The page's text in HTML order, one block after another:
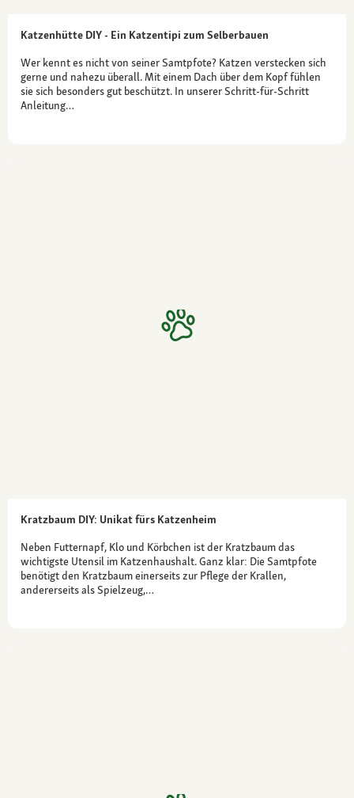
Katzenhütte DIY - Ein Katzentipi zum Selberbauen
Wer kennt es nicht von seiner Samtpfote? Katzen verstecken sich
gerne und nahezu überall. Mit einem Dach über dem Kopf fühlen
sie sich besonders gut beschützt. In unserer Schritt-für-Schritt
Anleitung…
Kratzbaum DIY: Unikat fürs Katzenheim
Neben Futternapf, Klo und Körbchen ist der Kratzbaum das
wichtigste Utensil im Katzenhaushalt. Ganz klar: Die Samtpfote
benötigt den Kratzbaum einerseits zur Pflege der Krallen,
andererseits als Spielzeug,…